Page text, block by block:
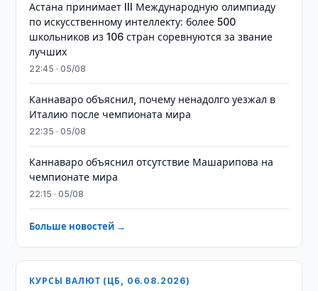
Астана принимает III Международную олимпиаду
по искусственному интеллекту: более 500
школьников из 106 стран соревнуются за звание
лучших
22:45 · 05/08
Каннаваро объяснил, почему ненадолго уезжал в
Италию после чемпионата мира
22:35 · 05/08
Каннаваро объяснил отсутствие Машарипова на
чемпионате мира
22:15 · 05/08
Больше новостей →
КУРСЫ ВАЛЮТ (ЦБ, 06.08.2026)